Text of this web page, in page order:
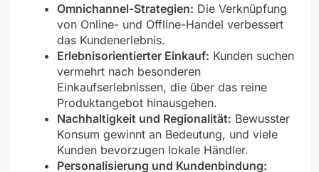
Omnichannel-Strategien: Die Verknüpfung
von Online- und Offline-Handel verbessert
das Kundenerlebnis.
Erlebnisorientierter Einkauf: Kunden suchen
vermehrt nach besonderen
Einkaufserlebnissen, die über das reine
Produktangebot hinausgehen.
Nachhaltigkeit und Regionalität: Bewusster
Konsum gewinnt an Bedeutung, und viele
Kunden bevorzugen lokale Händler.
Personalisierung und Kundenbindung: